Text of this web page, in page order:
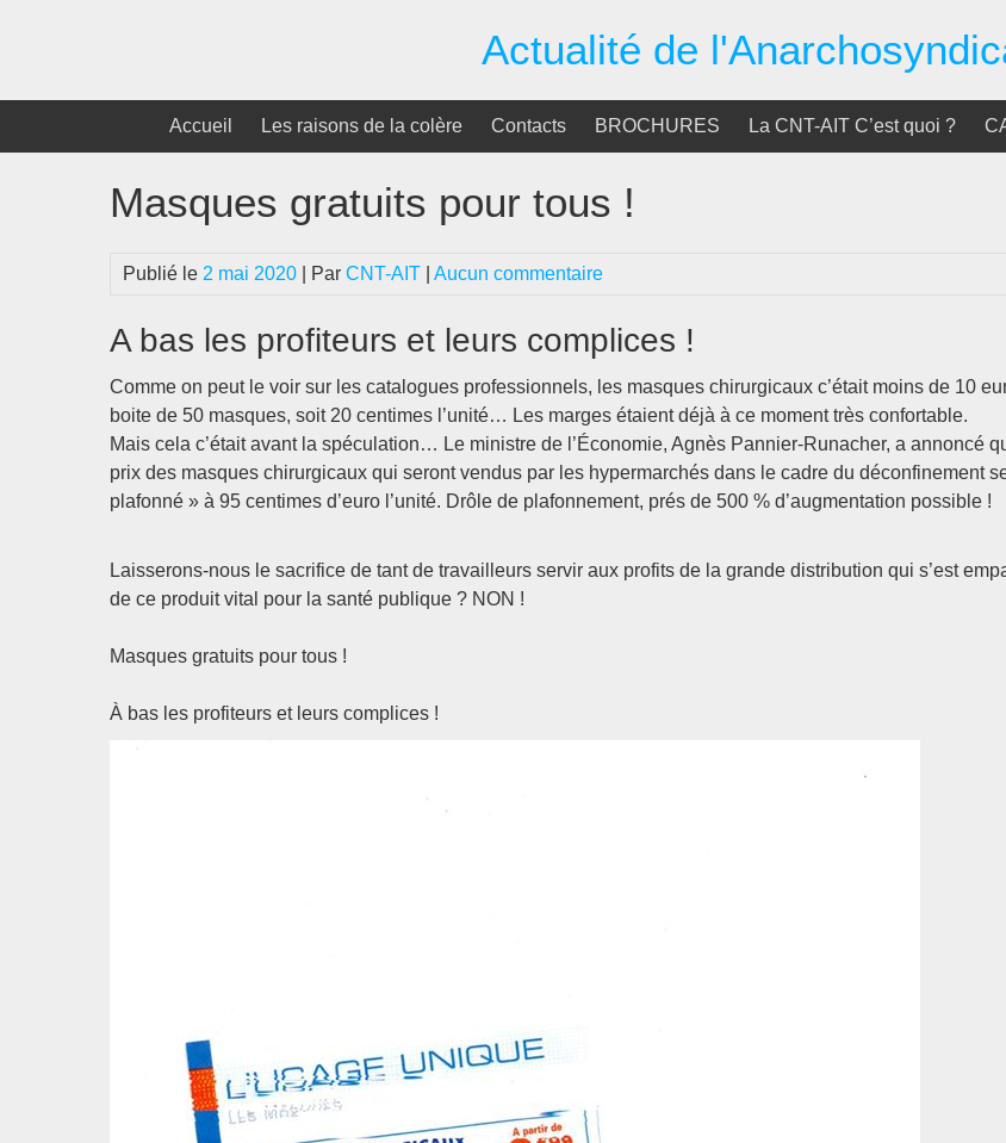
Actualité de
Accueil Les raisons de la colère Contacts BROCHURES La CNT-AIT C’est quoi ?
Masques gratuits pour tous !
Publié le 2 mai 2020 | Par CNT-AIT Aucun commentaire
A bas les profiteurs et leurs complices !
Comme on peut le voir sur les catalogues professionnels, les masques chirurgicaux c’était moins de 10
boite de 50 masques, soit 20 centimes l’unité… Les marges étaient déjà à ce moment très confortable.
Mais cela c’était avant la spéculation… Le ministre de l’Économie, Agnès Pannier-Runacher, a annoncé
prix des masques chirurgicaux qui seront vendus par les hypermarchés dans le cadre du déconfinement
plafonné » à 95 centimes d’euro l’unité. Drôle de plafonnement, prés de 500 % d’augmentation possible !
Laisserons-nous le sacrifice de tant de travailleurs servir aux profits de la grande distribution qui s’est
de ce produit vital pour la santé publique ? NON !
Masques gratuits pour tous !
À bas les profiteurs et leurs complices !